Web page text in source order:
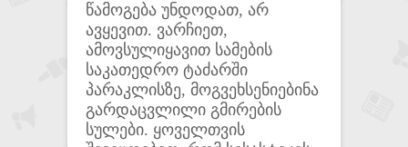
წამოგება უნდოდათ, არ
ავყევით. ვარჩიეთ,
ამოვსულიყავით სამების
საკათედრო ტაძარში
პარაკლისზე, მოგვეხსენიებინა
გარდაცვლილი გმირების
სულები. ყოველთვის